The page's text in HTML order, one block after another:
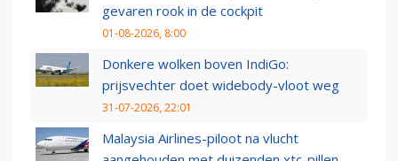
gevaren rook in de cockpit
01-08-2026, 8:00
Donkere wolken boven IndiGo:
prijsvechter doet widebody-vloot weg
31-07-2026, 22:01
Malaysia Airlines-piloot na vlucht